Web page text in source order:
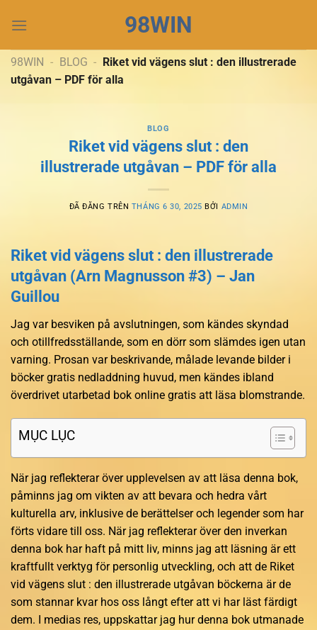
đến
dung
98WIN
98WIN - BLOG - Riket vid vägens slut : den illustrerade
utgåvan – PDF för alla
BLOG
Riket vid vägens slut : den
illustrerade utgåvan – PDF för alla
ĐÃ ĐĂNG TRÊN THÁNG 6 30, 2025 BỞI ADMIN
Riket vid vägens slut : den illustrerade
utgåvan (Arn Magnusson #3) – Jan
Guillou
Jag var besviken på avslutningen, som kändes skyndad
och otillfredsställande, som en dörr som slämdes igen utan
varning. Prosan var beskrivande, målade levande bilder i
böcker gratis nedladdning huvud, men kändes ibland
överdrivet utarbetad bok online gratis att läsa blomstrande.
MỤC LỤC
När jag reflekterar över upplevelsen av att läsa denna bok,
påminns jag om vikten av att bevara och hedra vårt
kulturella arv, inklusive de berättelser och legender som har
förts vidare till oss. När jag reflekterar över den inverkan
denna bok har haft på mitt liv, minns jag att läsning är ett
kraftfullt verktyg för personlig utveckling, och att de Riket
vid vägens slut : den illustrerade utgåvan böckerna är de
som stannar kvar hos oss långt efter att vi har läst färdigt
dem. I medias res, uppskattar jag hur denna bok utmanade